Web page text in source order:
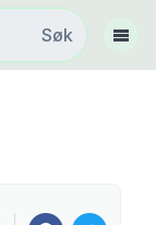
Søk
Søk
Vis